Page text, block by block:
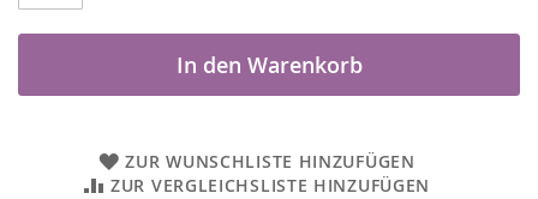
In den Warenkorb
ZUR WUNSCHLISTE HINZUFÜGEN
ZUR VERGLEICHSLISTE HINZUFÜGEN